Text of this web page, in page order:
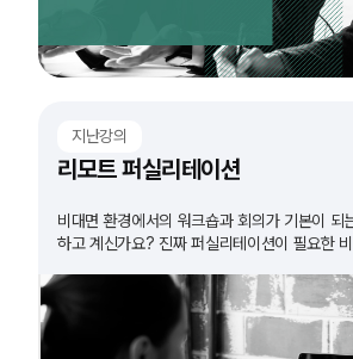
지난강의
리모트 퍼실리테이션
비대면 환경에서의 워크숍과 회의가 기본이 되
하고 계신가요? 진짜 퍼실리테이션이 필요한